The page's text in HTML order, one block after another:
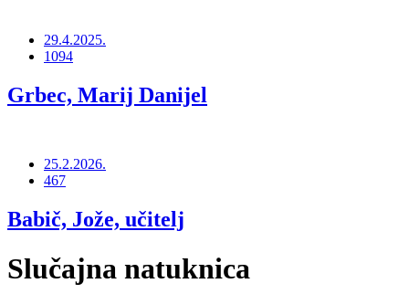
29.4.2025.
1094
Grbec, Marij Danijel
25.2.2026.
467
Babič, Jože, učitelj
Slučajna natuknica